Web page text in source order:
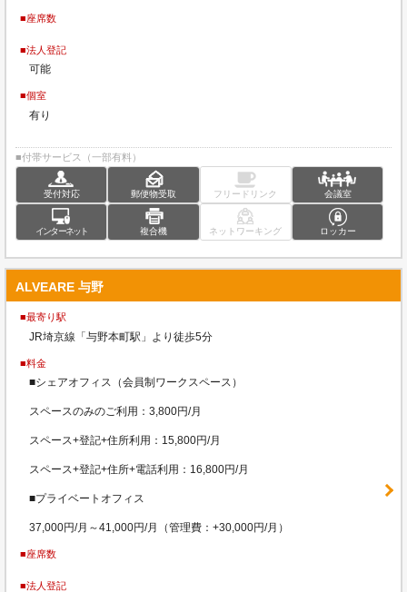
■座席数
■法人登記
可能
■個室
有り
■付帯サービス（一部有料）
受付対応 郵便物受取 フリードリンク 会議室
インターネット 複合機 ネットワーキング ロッカー
ALVEARE 与野
■最寄り駅
JR埼京線「与野本町駅」より徒歩5分
■料金
■シェアオフィス（会員制ワークスペース）
スペースのみのご利用：3,800円/月
スペース+登記+住所利用：15,800円/月
スペース+登記+住所+電話利用：16,800円/月
■プライベートオフィス
37,000円/月～41,000円/月（管理費：+30,000円/月）
■座席数
■法人登記